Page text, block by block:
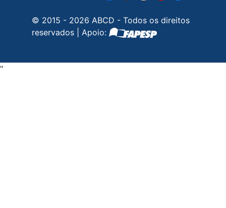
© 2015 - 2026 ABCD - Todos os direitos
reservados | Apoio:
"